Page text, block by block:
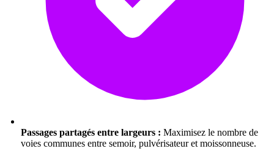
Passages partagés entre largeurs : Maximisez le nombre de
voies communes entre semoir, pulvérisateur et moissonneuse.